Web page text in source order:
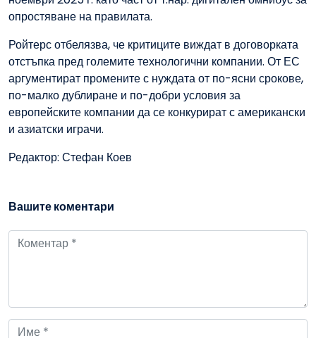
опростяване на правилата.
Ройтерс отбелязва, че критиците виждат в договорката
отстъпка пред големите технологични компании. От ЕС
аргументират промените с нуждата от по-ясни срокове,
по-малко дублиране и по-добри условия за
европейските компании да се конкурират с американски
и азиатски играчи.
Редактор: Стефан Коев
Вашите коментари